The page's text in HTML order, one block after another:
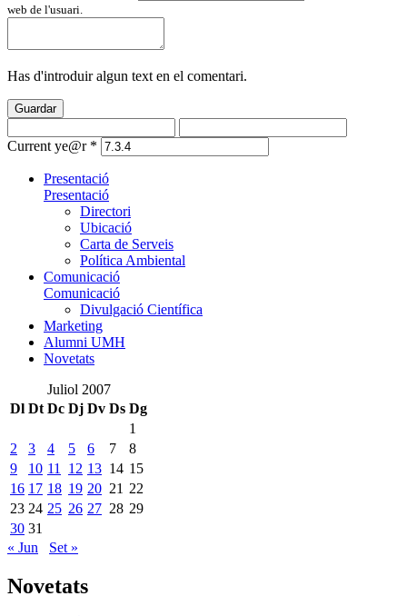
web de l'usuari.
Has d'introduir algun text en el comentari.
Guardar
Current ye@r *
Presentació
Presentació
Directori
Ubicació
Carta de Serveis
Política Ambiental
Comunicació
Comunicació
Divulgació Científica
Marketing
Alumni UMH
Novetats
Juliol 2007
Dl Dt Dc Dj Dv Ds Dg
1
2
3 4 5 6 7
8
9
10 11 12 13 14 15
16 17 18 19 20 21 22
23 24 25 26 27 28 29
30 31
« Jun
Set »
Novetats